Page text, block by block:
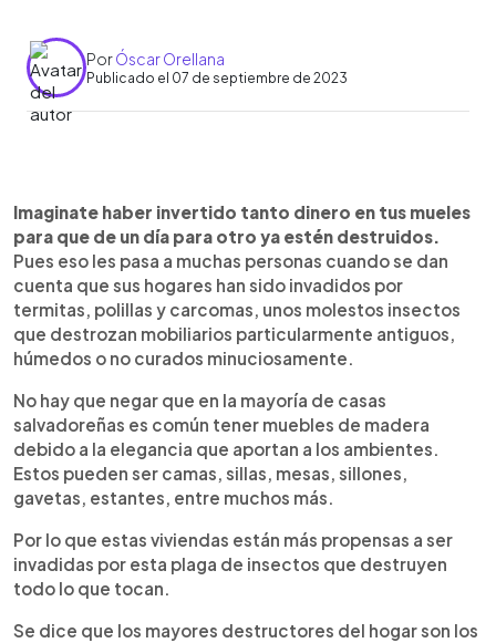
PorÓscar Orellana
Publicado el 07 de septiembre de 2023
► Escuchar artículo
Imaginate haber invertido tanto dinero en tus mueles
para que de un día para otro ya estén destruidos.
Pues eso les pasa a muchas personas cuando se dan
cuenta que sus hogares han sido invadidos por
termitas, polillas y carcomas, unos molestos insectos
que destrozan mobiliarios particularmente antiguos,
húmedos o no curados minuciosamente.
No hay que negar que en la mayoría de casas
salvadoreñas es común tener muebles de madera
debido a la elegancia que aportan a los ambientes.
Estos pueden ser camas, sillas, mesas, sillones,
gavetas, estantes, entre muchos más.
Por lo que estas viviendas están más propensas a ser
invadidas por esta plaga de insectos que destruyen
todo lo que tocan.
Se dice que los mayores destructores del hogar son los